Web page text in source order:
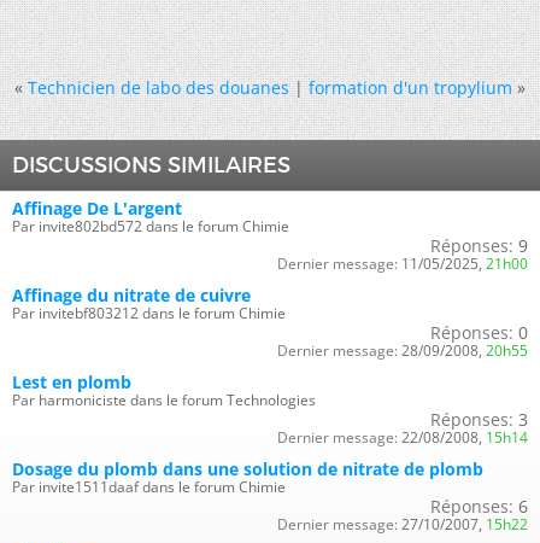
« Technicien de labo des douanes|formation d'un tropylium »
DISCUSSIONS SIMILAIRES
Affinage De L'argent
Par invite802bd572 dans le forum Chimie
Réponses: 9
Dernier message: 11/05/2025, 21h00
Affinage du nitrate de cuivre
Par invitebf803212 dans le forum Chimie
Réponses: 0
Dernier message: 28/09/2008, 20h55
Lest en plomb
Par harmoniciste dans le forum Technologies
Réponses: 3
Dernier message: 22/08/2008, 15h14
Dosage du plomb dans une solution de nitrate de plomb
Par invite1511daaf dans le forum Chimie
Réponses: 6
Dernier message: 27/10/2007, 15h22